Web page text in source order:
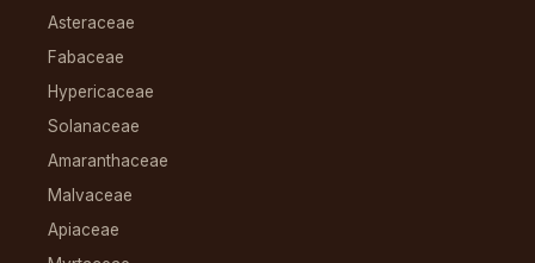
Asteraceae
Fabaceae
Hypericaceae
Solanaceae
Amaranthaceae
Malvaceae
Apiaceae